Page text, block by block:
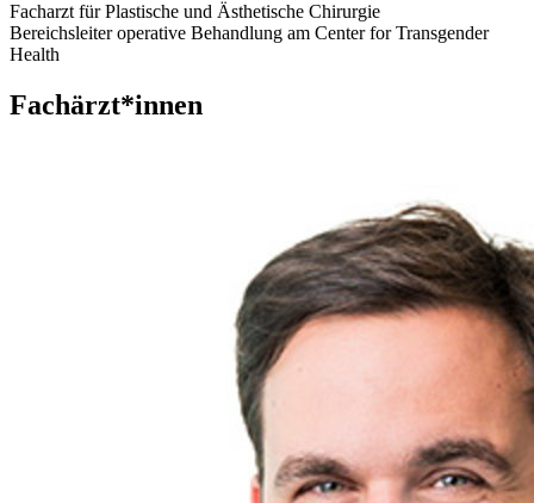
Facharzt für Plastische und Ästhetische Chirurgie
Bereichsleiter operative Behandlung am Center for Transgender
Health
Fachärzt*innen